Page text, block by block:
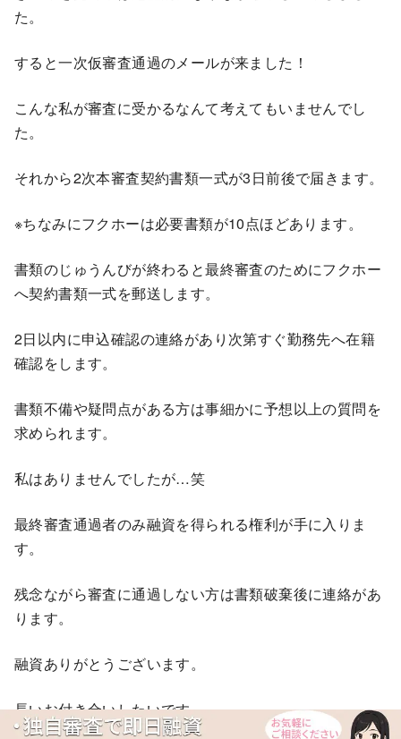
た。
すると一次仮審査通過のメールが来ました！
こんな私が審査に受かるなんて考えてもいませんでし
た。
それから2次本審査契約書類一式が3日前後で届きます。
※ちなみにフクホーは必要書類が10点ほどあります。
書類のじゅうんびが終わると最終審査のためにフクホー
へ契約書類一式を郵送します。
2日以内に申込確認の連絡があり次第すぐ勤務先へ在籍
確認をします。
書類不備や疑問点がある方は事細かに予想以上の質問を
求められます。
私はありませんでしたが…笑
最終審査通過者のみ融資を得られる権利が手に入りま
す。
残念ながら審査に通過しない方は書類破棄後に連絡があ
ります。
融資ありがとうございます。
長いお付き合いしたいです。